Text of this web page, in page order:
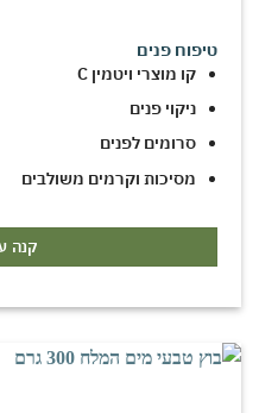
טיפוח פנים
קו מוצרי ויטמין C
ניקוי פנים
סרומים לפנים
מסיכות וקרמים משולבים
קנה עכשיו